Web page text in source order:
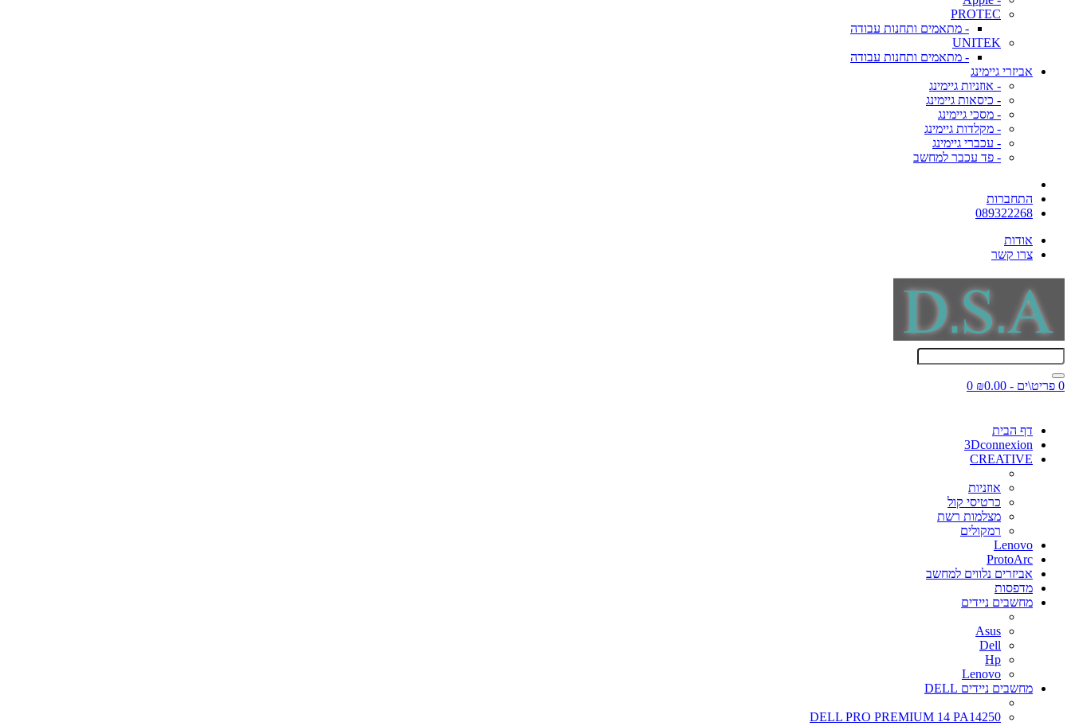
PROTEC
- מתאמים ותחנות עבודה
UNITEK
- מתאמים ותחנות עבודה
אביזרי גיימינג
- אוזניות גיימינג
- כיסאות גיימינג
- מסכי גיימינג
- מקלדות גיימינג
- עכברי גיימינג
- פד עכבר למחשב
התחברות
089322268
אודות
צרו קשר
0 פריט\ים - ₪0.00 0
דף הבית
3Dconnexion
CREATIVE
אוזניות
כרטיסי קול
מצלמות רשת
רמקולים
Lenovo
ProtoArc
אביזרים נלווים למחשב
מדפסות
מחשבים ניידים
Asus
Dell
Hp
Lenovo
מחשבים ניידים DELL
DELL PRO PREMIUM 14 PA14250